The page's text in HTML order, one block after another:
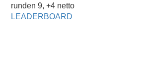
runden 9, +4 netto
LEADERBOARD